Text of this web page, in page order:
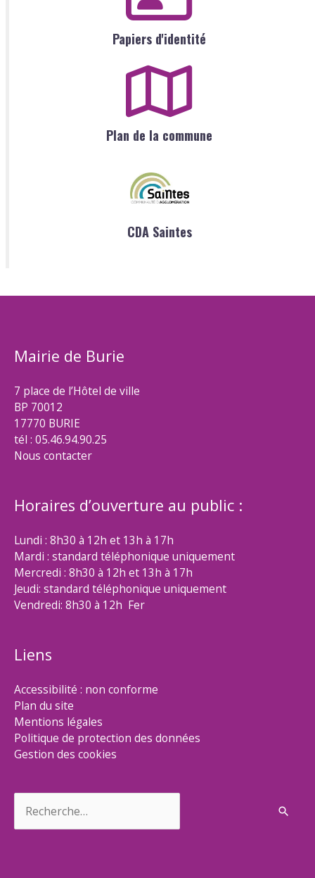
Papiers d'identité
Plan de la commune
CDA Saintes
Mairie de Burie
7 place de l’Hôtel de ville
BP 70012
17770 BURIE
tél : 05.46.94.90.25
Nous contacter
Horaires d’ouverture au public :
Lundi : 8h30 à 12h et 13h à 17h
Mardi : standard téléphonique uniquement
Mercredi : 8h30 à 12h et 13h à 17h
Jeudi: standard téléphonique uniquement
Vendredi: 8h30 à 12h Fer
Liens
Accessibilité : non conforme
Plan du site
Mentions légales
Politique de protection des données
Gestion des cookies